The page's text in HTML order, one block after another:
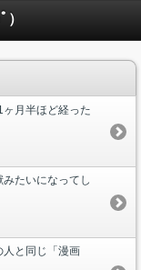
月半ほど経った
みたいになってし
人と同じ「漫画